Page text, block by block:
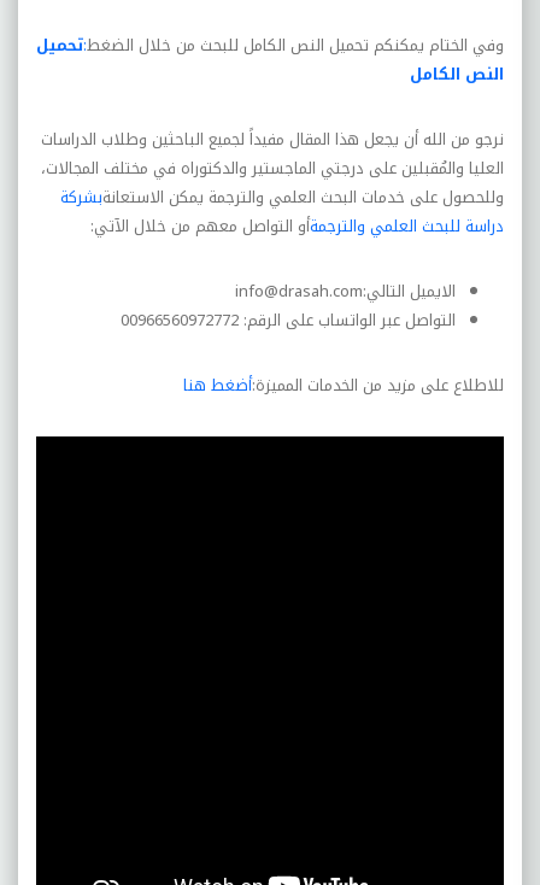
وفي الختام يمكنكم تحميل النص الكامل للبحث من خلال الضغط:تحميل
النص الكامل
نرجو من الله أن يجعل هذا المقال مفيداً لجميع الباحثين وطلاب الدراسات
العليا والمُقبلين على درجتي الماجستير والدكتوراه في مختلف المجالات،
وللحصول على خدمات البحث العلمي والترجمة يمكن الاستعانةبشركة
دراسة للبحث العلمي والترجمةأو التواصل معهم من خلال الآتي:
الايميل التالي:info@drasah.com
التواصل عبر الواتساب على الرقم: 00966560972772
للاطلاع على مزيد من الخدمات المميزة:أضغط هنا